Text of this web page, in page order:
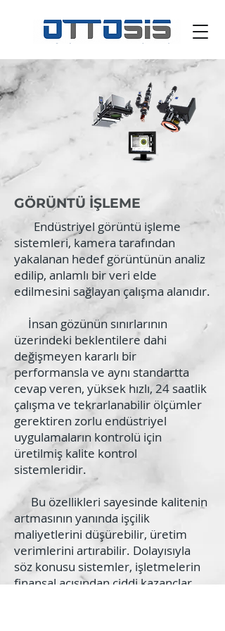
GÖRÜNTÜ İŞLEME
Endüstriyel görüntü işleme
sistemleri, kamera tarafından
yakalanan hedef görüntünün analiz
edilip, anlamlı bir veri elde
edilmesini sağlayan çalışma alanıdır.
İnsan gözünün sınırlarının
üzerindeki beklentilere dahi
değişmeyen kararlı bir
performansla ve aynı standartta
cevap veren, yüksek hızlı, 24 saatlik
çalışma ve tekrarlanabilir ölçümler
gerektiren zorlu endüstriyel
uygulamaların kontrolü için
üretilmiş kalite kontrol
sistemleridir.
Bu özellikleri sayesinde kalitenin
artmasının yanında işçilik
maliyetlerini düşürebilir, üretim
verimlerini artırabilir. Dolayısıyla
söz konusu sistemler, işletmelerin
finansal açısından ciddi kazançlar